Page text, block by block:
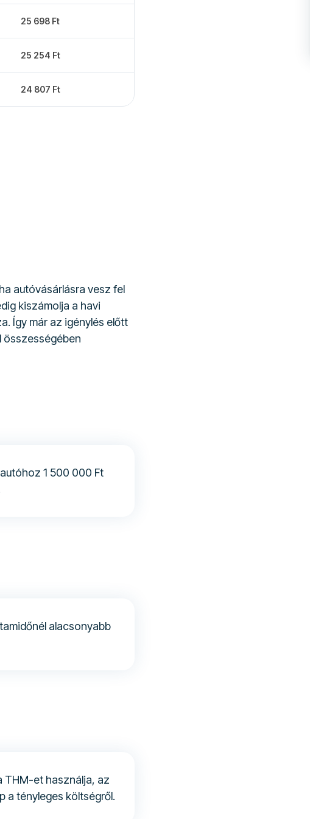
25 698 Ft
25 254 Ft
24 807 Ft
autóvásárlásra vesz fel
kiszámolja a havi
Így már az igénylés előtt
összességében
1 500 000 Ft
alacsonyabb
THM-et használja, az
a tényleges költségről.